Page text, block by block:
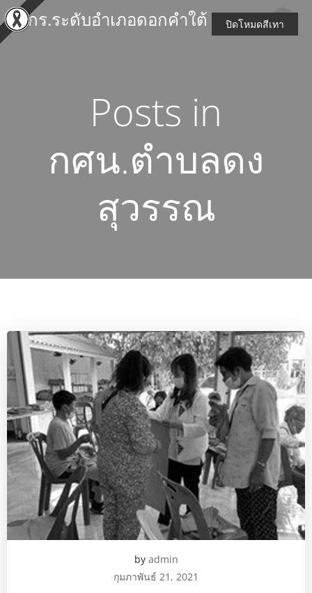
to
สกร.ระดับอำเภอดอกคำใต้
Posts in
กศน.ตำบลดง
สุวรรณ
by admin
กุมภาพันธ์ 21, 2021
ปิดโหมดสีเทา